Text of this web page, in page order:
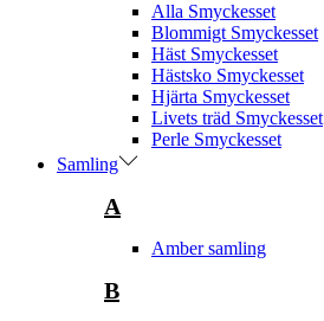
Alla Smyckesset
Blommigt Smyckesset
Häst Smyckesset
Hästsko Smyckesset
Hjärta Smyckesset
Livets träd Smyckesset
Perle Smyckesset
Samling
A
Amber samling
B